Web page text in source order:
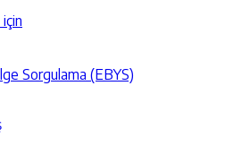
Sorgulama (EBYS)